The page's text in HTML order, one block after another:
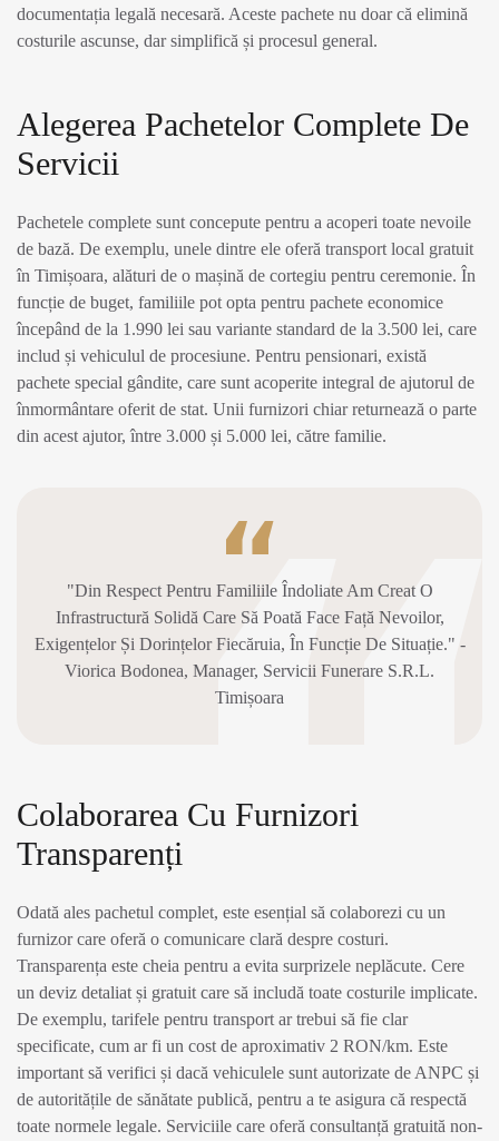
documentația legală necesară. Aceste pachete nu doar că elimină
costurile ascunse, dar simplifică și procesul general.
Alegerea Pachetelor Complete De
Servicii
Pachetele complete sunt concepute pentru a acoperi toate nevoile
de bază. De exemplu, unele dintre ele oferă transport local gratuit
în Timișoara, alături de o mașină de cortegiu pentru ceremonie. În
funcție de buget, familiile pot opta pentru pachete economice
începând de la 1.990 lei sau variante standard de la 3.500 lei, care
includ și vehiculul de procesiune. Pentru pensionari, există
pachete special gândite, care sunt acoperite integral de ajutorul de
înmormântare oferit de stat. Unii furnizori chiar returnează o parte
din acest ajutor, între 3.000 și 5.000 lei, către familie.
"Din Respect Pentru Familiile Îndoliate Am Creat O
Infrastructură Solidă Care Să Poată Face Față Nevoilor,
Exigențelor Și Dorințelor Fiecăruia, În Funcție De Situație." -
Viorica Bodonea, Manager, Servicii Funerare S.R.L.
Timișoara
Colaborarea Cu Furnizori
Transparenți
Odată ales pachetul complet, este esențial să colaborezi cu un
furnizor care oferă o comunicare clară despre costuri.
Transparența este cheia pentru a evita surprizele neplăcute. Cere
un deviz detaliat și gratuit care să includă toate costurile implicate.
De exemplu, tarifele pentru transport ar trebui să fie clar
specificate, cum ar fi un cost de aproximativ 2 RON/km. Este
important să verifici și dacă vehiculele sunt autorizate de ANPC și
de autoritățile de sănătate publică, pentru a te asigura că respectă
toate normele legale. Serviciile care oferă consultanță gratuită non-